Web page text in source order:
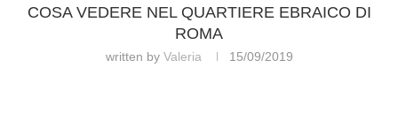
COSA VEDERE NEL QUARTIERE EBRAICO DI
ROMA
written by Valeria 15/09/2019